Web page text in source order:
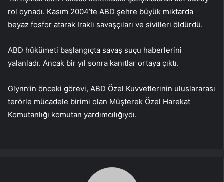
rol oynadı. Kasım 2004’te ABD şehre büyük miktarda
beyaz fosfor atarak Iraklı savaşçıları ve sivilleri öldürdü.
ABD hükümeti başlangıçta savaş suçu haberlerini
yalanladı. Ancak bir yıl sonra kanıtlar ortaya çıktı.
Glynn’in önceki görevi, ABD Özel Kuvvetlerinin uluslararası
terörle mücadele birimi olan Müşterek Özel Harekat
Komutanlığı komutan yardımcılığıydı.